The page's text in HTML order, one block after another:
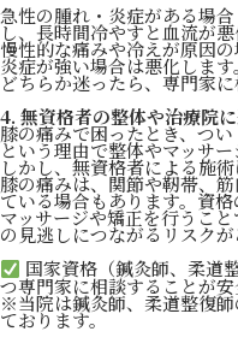
急性の腫れ・炎症がある場
し、長時間冷やすと血流が
慢性的な痛みや冷えが原因
炎症が強い場合は悪化します
どちらか迷ったら、専門家に
4. 無資格者の整体や治療院
膝の痛みで困ったとき、つ
という理由で整体やマッサー
しかし、無資格者による施
膝の痛みは、関節や靭帯、
ている場合もあります。資
マッサージや矯正を行うこ
の見逃しにつながるリスクが
国家資格（鍼灸師、柔道
つ専門家に相談することが
※当院は鍼灸師、柔道整復
ております。